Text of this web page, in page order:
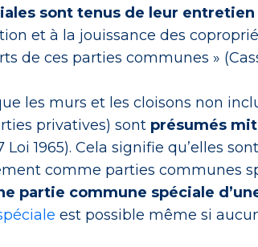
sont tenus de leur entretien
et à la jouissance des
de ces parties communes »
les murs et les cloisons non
privatives) sont présumés
Loi 1965). Cela signifie qu’elles
comme parties communes
partie commune spéciale
est possible même si